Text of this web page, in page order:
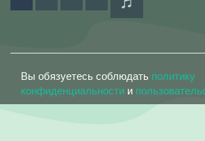
Вы обязуетесь соблюдать политику
конфиденциальности и